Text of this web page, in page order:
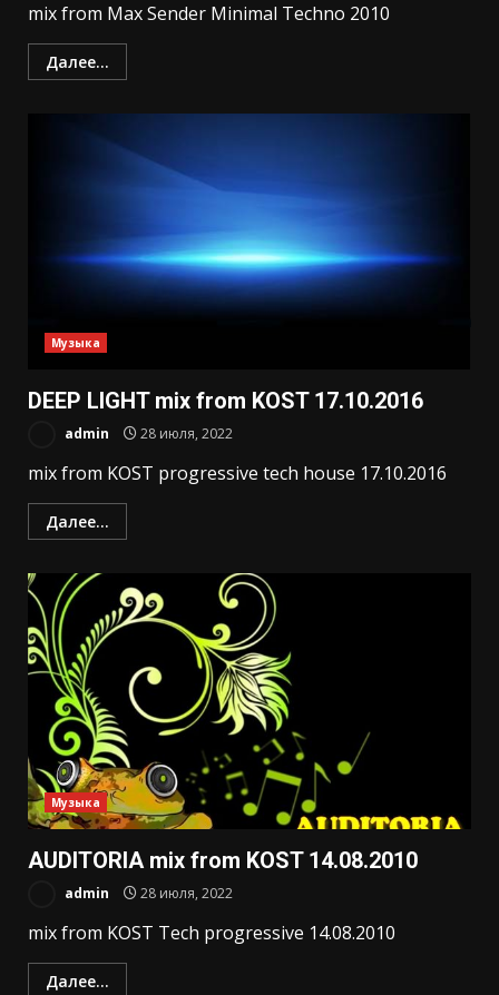
mix from Max Sender Minimal Techno 2010
Далее...
Музыка
DEEP LIGHT mix from KOST 17.10.2016
admin 28 июля, 2022
mix from KOST progressive tech house 17.10.2016
Далее...
Музыка
AUDITORIA mix from KOST 14.08.2010
admin 28 июля, 2022
mix from KOST Tech progressive 14.08.2010
Далее...